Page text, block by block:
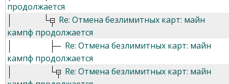
продолжается
Re: Отмена безлимитных карт: майн
кампф продолжается
Re: Отмена безлимитных карт: майн
кампф продолжается
Re: Отмена безлимитных карт: майн